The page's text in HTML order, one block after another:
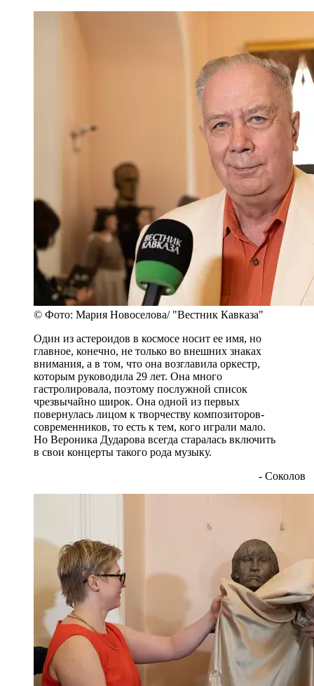
© Фото: Мария Новоселова/ "Вестник Кавказа"
Один из астероидов в космосе носит ее имя, но
главное, конечно, не только во внешних знаках
внимания, а в том, что она возглавила оркестр,
которым руководила 29 лет. Она много
гастролировала, поэтому послужной список
чрезвычайно широк. Она одной из первых
повернулась лицом к творчеству композиторов-
современников, то есть к тем, кого играли мало.
Но Вероника Дударова всегда старалась включить
в свои концерты такого рода музыку.
- Соколов